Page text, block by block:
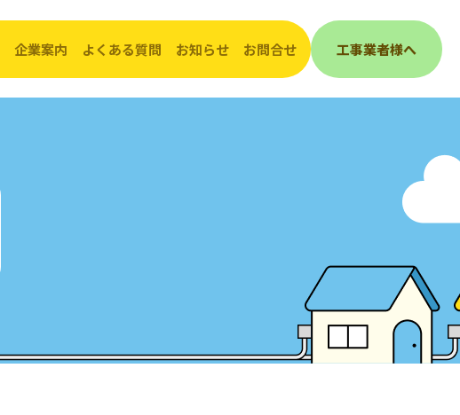
企業案内 よくある質問 お知らせ お問合せ 工事業者様へ